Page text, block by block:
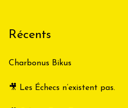
Récents
Charbonus Bikus
🎥 Les Échecs n’existent pas.